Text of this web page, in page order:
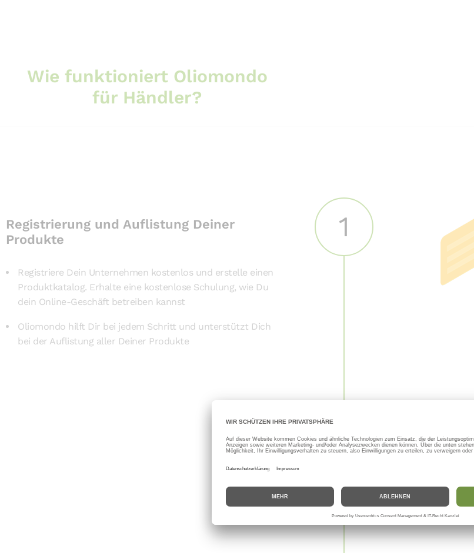
Wie funktioniert Oliomondo
für Händler?
1
Registrierung und Auflistung Deiner
Produkte
Registriere Dein Unternehmen kostenlos und erstelle einen
Produktkatalog. Erhalte eine kostenlose Schulung, wie Du
dein Online-Geschäft betreiben kannst
Oliomondo hilft Dir bei jedem Schritt und unterstützt Dich
bei der Auflistung aller Deiner Produkte
2
Produkt
Du wirst
Deiner
Lade so